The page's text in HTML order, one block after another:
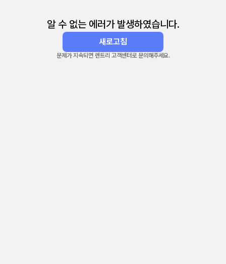
알 수 없는 에러가 발생하였습니다.
새로고침
문제가 지속되면 렌트리 고객센터로 문의해주세요.